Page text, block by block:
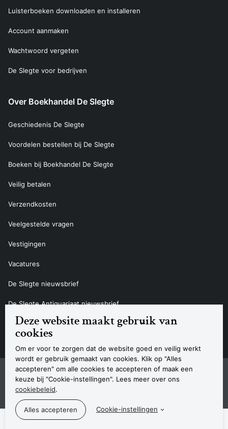
Deze website maakt gebruik van
cookies
Om er voor te zorgen dat de website goed en veilig werkt
wordt er gebruik gemaakt van cookies. Klik op "Alles
accepteren" om alle cookies te accepteren of maak een
keuze bij "Cookie-instellingen". Lees meer over ons
cookiebeleid.
Cookie-instellingen
Luisterboeken downloaden en installeren
Account aanmaken
Wachtwoord vergeten
De Slegte voor bedrijven
Over Boekhandel De Slegte
Geschiedenis De Slegte
Voordelen bestellen bij De Slegte
Boeken bij Boekhandel De Slegte
Veilig betalen
Verzendkosten
Veelgestelde vragen
Vestigingen
Vacatures
De Slegte nieuwsbrief
De Slegte Antiquariaat nieuwsbrief
Contact
Navigatie
SitemapPrivacyverklaring CookieverklaringAlgemene voorwaardenDisclaimer
Contact